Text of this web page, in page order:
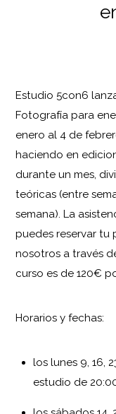
Estudio 5con6
Fotografía para
enero al 4 de
haciendo en
durante un mes,
teóricas (entre
semana). La
puedes reservar
nosotros a través
curso es de 120€
Horarios y fechas:
los lunes 9, 16,
estudio de